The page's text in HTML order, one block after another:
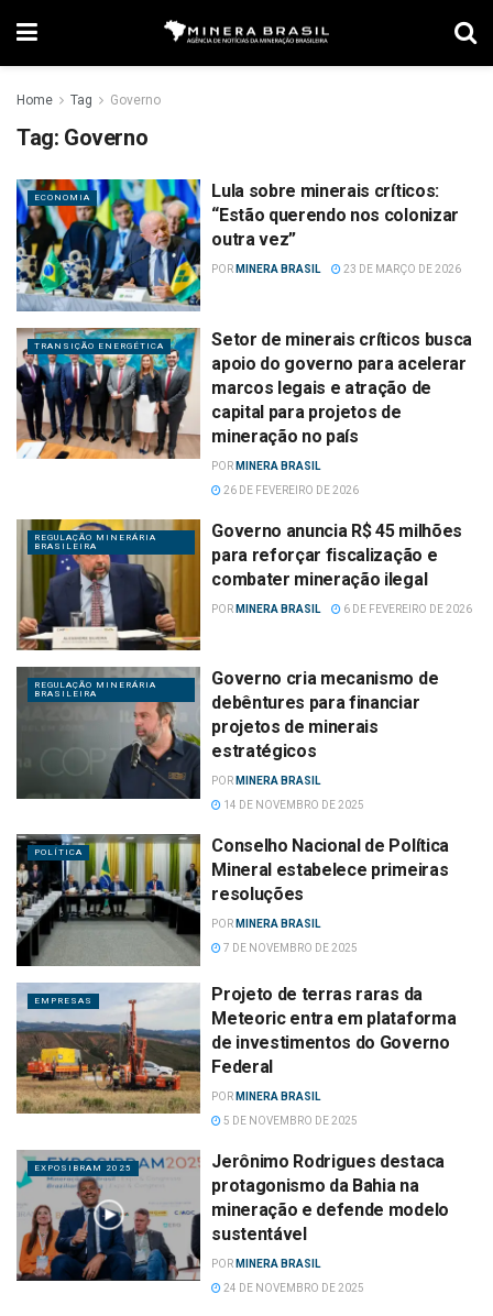
Home Tag Governo
Tag: Governo
ECONOMIA
Lula sobre minerais críticos:
“Estão querendo nos colonizar
outra vez”
POR MINERA BRASIL 23 DE MARÇO DE 2026
TRANSIÇÃO ENERGÉTICA
Setor de minerais críticos busca
apoio do governo para acelerar
marcos legais e atração de
capital para projetos de
mineração no país
POR MINERA BRASIL
26 DE FEVEREIRO DE 2026
REGULAÇÃO MINERÁRIA
BRASILEIRA
Governo anuncia R$ 45 milhões
para reforçar fiscalização e
combater mineração ilegal
POR MINERA BRASIL 6 DE FEVEREIRO DE 2026
REGULAÇÃO MINERÁRIA
BRASILEIRA
Governo cria mecanismo de
debêntures para financiar
projetos de minerais
estratégicos
POR MINERA BRASIL
14 DE NOVEMBRO DE 2025
POLÍTICA
Conselho Nacional de Política
Mineral estabelece primeiras
resoluções
POR MINERA BRASIL
7 DE NOVEMBRO DE 2025
EMPRESAS
Projeto de terras raras da
Meteoric entra em plataforma
de investimentos do Governo
Federal
POR MINERA BRASIL
5 DE NOVEMBRO DE 2025
EXPOSIBRAM 2025
Jerônimo Rodrigues destaca
protagonismo da Bahia na
mineração e defende modelo
sustentável
POR MINERA BRASIL
24 DE NOVEMBRO DE 2025